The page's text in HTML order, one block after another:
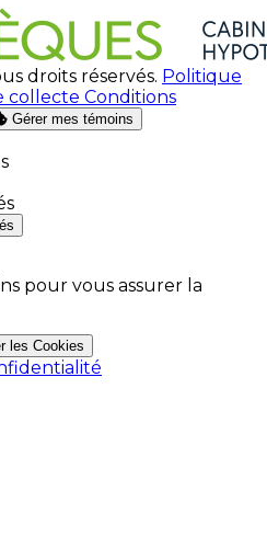
droits réservés. Politique
collecte Conditions
Gérer mes témoins
pour vous assurer la
les Cookies